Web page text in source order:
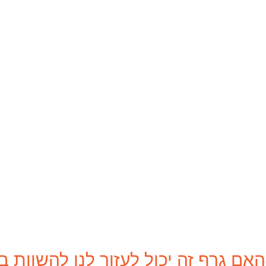
גרף זה יכול לעזור לנו להשוות